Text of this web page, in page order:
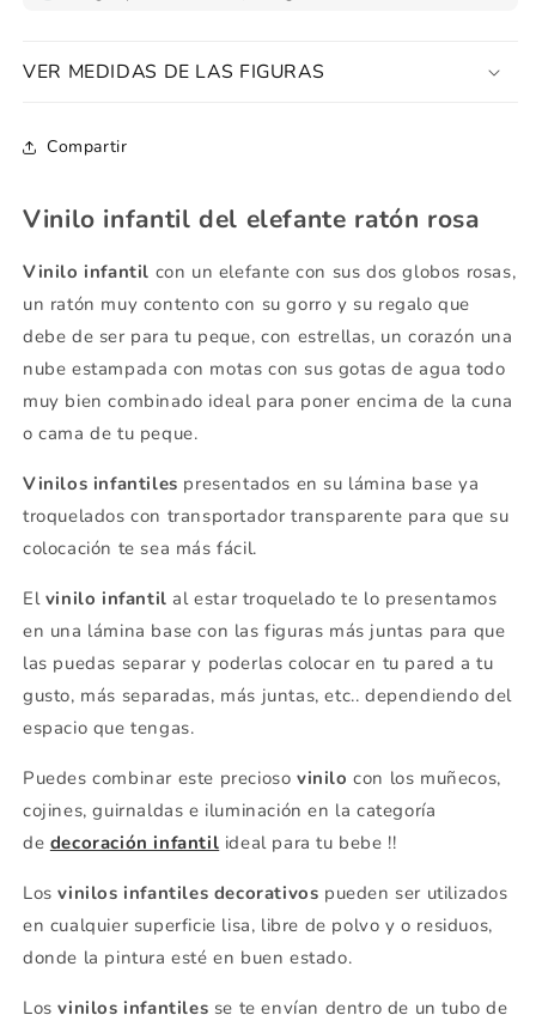
VER MEDIDAS DE LAS FIGURAS
Compartir
Vinilo infantil del elefante ratón rosa
Vinilo infantil con un elefante con sus dos globos rosas,
un ratón muy contento con su gorro y su regalo que
debe de ser para tu peque, con estrellas, un corazón una
nube estampada con motas con sus gotas de agua todo
muy bien combinado ideal para poner encima de la cuna
o cama de tu peque.
Vinilos infantiles presentados en su lámina base ya
troquelados con transportador transparente para que su
colocación te sea más fácil.
El vinilo infantil al estar troquelado te lo presentamos
en una lámina base con las figuras más juntas para que
las puedas separar y poderlas colocar en tu pared a tu
gusto, más separadas, más juntas, etc.. dependiendo del
espacio que tengas.
Puedes combinar este precioso vinilocon los muñecos,
cojines, guirnaldas e iluminación en la categoría
de decoración infantil ideal para tu bebe !!
Losvinilos infantiles decorativos pueden ser utilizados
en cualquier superficie lisa, libre de polvo y o residuos,
donde la pintura esté en buen estado.
Losvinilos infantiles se te envían dentro de un tubo de